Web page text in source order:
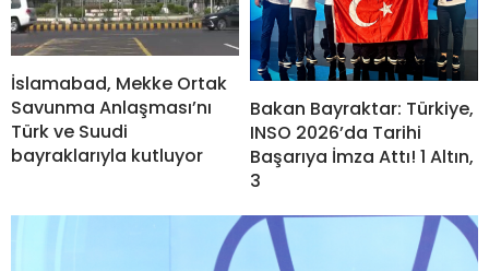
İslamabad, Mekke Ortak
Savunma Anlaşması’nı
Türk ve Suudi
bayraklarıyla kutluyor
Bakan Bayraktar: Türkiye,
INSO 2026’da Tarihi
Başarıya İmza Attı! 1 Altın,
3